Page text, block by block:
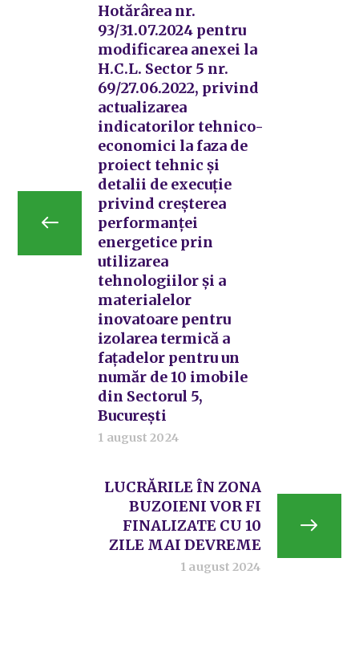
Hotărârea nr.
93/31.07.2024 pentru
modificarea anexei la
H.C.L. Sector 5 nr.
69/27.06.2022, privind
actualizarea
indicatorilor tehnico-
economici la faza de
proiect tehnic și
detalii de execuție
privind creșterea
performanței
energetice prin
utilizarea
tehnologiilor și a
materialelor
inovatoare pentru
izolarea termică a
fațadelor pentru un
număr de 10 imobile
din Sectorul 5,
București
1 august 2024
LUCRĂRILE ÎN ZONA
BUZOIENI VOR FI
FINALIZATE CU 10
ZILE MAI DEVREME
1 august 2024